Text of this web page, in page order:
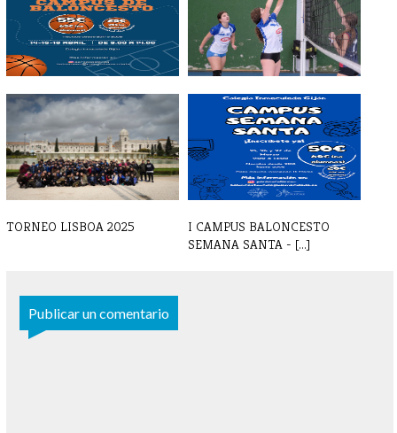
II CAMPUS BALONCESTO
SEMANA SANTA
GALERIA DE FOTOS DE
OCTUBRE 2024
TORNEO LISBOA 2025
I CAMPUS BALONCESTO
SEMANA SANTA - [...]
Publicar un comentario